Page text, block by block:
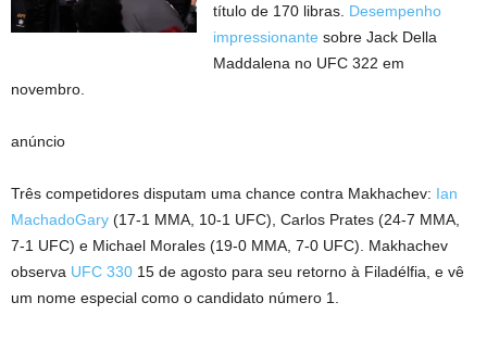
título de 170 libras. Desempenho
impressionante sobre Jack Della
Maddalena no UFC 322 em
novembro.
anúncio
Três competidores disputam uma chance contra Makhachev: Ian
MachadoGary (17-1 MMA, 10-1 UFC), Carlos Prates (24-7 MMA,
7-1 UFC) e Michael Morales (19-0 MMA, 7-0 UFC). Makhachev
observa UFC 330 15 de agosto para seu retorno à Filadélfia, e vê
um nome especial como o candidato número 1.